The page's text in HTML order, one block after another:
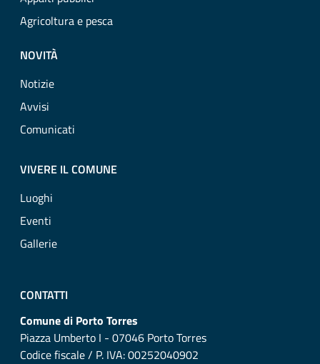
Agricoltura e pesca
NOVITÀ
Notizie
Avvisi
Comunicati
VIVERE IL COMUNE
Luoghi
Eventi
Gallerie
CONTATTI
Comune di Porto Torres
Piazza Umberto I - 07046 Porto Torres
Codice fiscale / P. IVA: 00252040902